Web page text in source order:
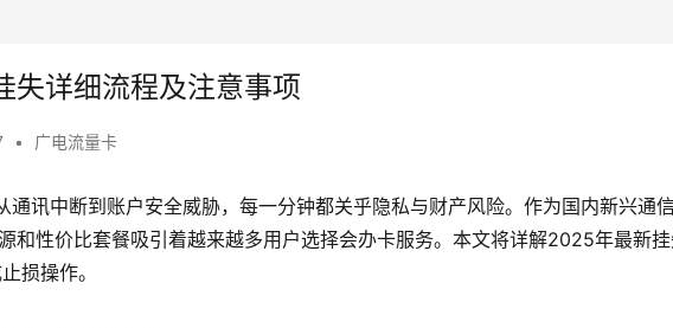
失详细流程及注意事项
• 广电流量卡
通讯中断到账户安全威胁，每一分钟都关乎隐私与财产风险。作为国内新兴通
和性价比套餐吸引着越来越多用户选择会办卡服务。本文将详解2025年最新
损操作。